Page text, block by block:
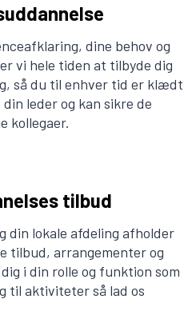
dine behov og
vi hele tiden at tilbyde dig
så du til enhver tid er klædt
leder og kan sikre de
kollegaer.
tilbud
din lokale afdeling afholder
tilbud, arrangementer og
i din rolle og funktion som
til aktiviteter så lad os